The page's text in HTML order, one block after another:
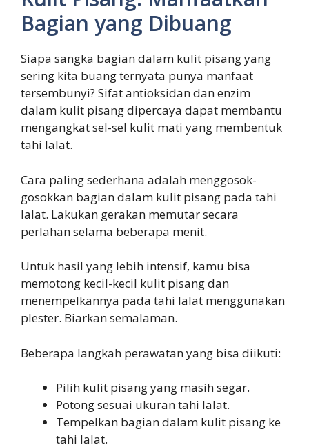
Bagian yang Dibuang
Siapa sangka bagian dalam kulit pisang yang
sering kita buang ternyata punya manfaat
tersembunyi? Sifat antioksidan dan enzim
dalam kulit pisang dipercaya dapat membantu
mengangkat sel-sel kulit mati yang membentuk
tahi lalat.
Cara paling sederhana adalah menggosok-
gosokkan bagian dalam kulit pisang pada tahi
lalat. Lakukan gerakan memutar secara
perlahan selama beberapa menit.
Untuk hasil yang lebih intensif, kamu bisa
memotong kecil-kecil kulit pisang dan
menempelkannya pada tahi lalat menggunakan
plester. Biarkan semalaman.
Beberapa langkah perawatan yang bisa diikuti:
Pilih kulit pisang yang masih segar.
Potong sesuai ukuran tahi lalat.
Tempelkan bagian dalam kulit pisang ke
tahi lalat.